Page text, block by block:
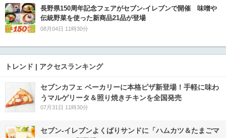
長野県150周年記念フェアがセブン-イレブンで開催 味噌や
伝統野菜を使った新商品21品が登場
08月04日 11時30分
トレンド | アクセスランキング
セブンカフェ ベーカリーに本格ピザ新登場！手軽に味わ
うマルゲリータ＆照り焼きチキンを全国発売
07月31日 11時30分
セブン‐イレブンよくばりサンドに「ハムカツ＆たまごマ